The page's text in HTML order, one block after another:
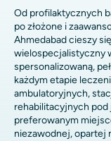
Od profilaktycznych
po złożone i
Ahmedabad cieszy
wielospecjalistyczny
spersonalizowaną,
każdym etapie
ambulatoryjnych,
rehabilitacyjnych
preferowanym
niezawodnej, opartej